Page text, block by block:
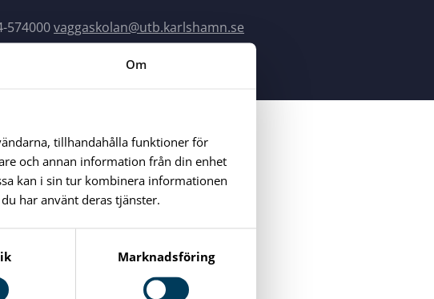
Om
tillhandahålla funktioner för
och annan information från din enhet
kan i sin tur kombinera informationen
har använt deras tjänster.
Marknadsföring
574000vaggaskolan@utb.karlshamn.se